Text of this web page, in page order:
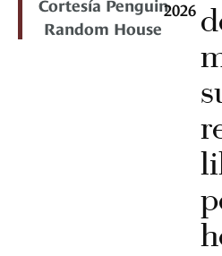
Random House
2026